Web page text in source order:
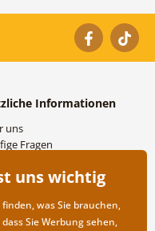
Informationen
uns
Fragen
und
uns wichtig
was Sie brauchen,
Sie Werbung sehen,